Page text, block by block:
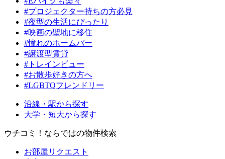
#プロジェクター持ちの方必見
#夜型の生活にぴったり
#映画の聖地に移住
#憧れのホームバー
#譲渡型賃貸
#トレインビュー
#お散歩好きの方へ
#LGBTQフレンドリー
沿線・駅から探す
大学・短大から探す
ウチコミ！ならではの物件検索
お部屋リクエスト